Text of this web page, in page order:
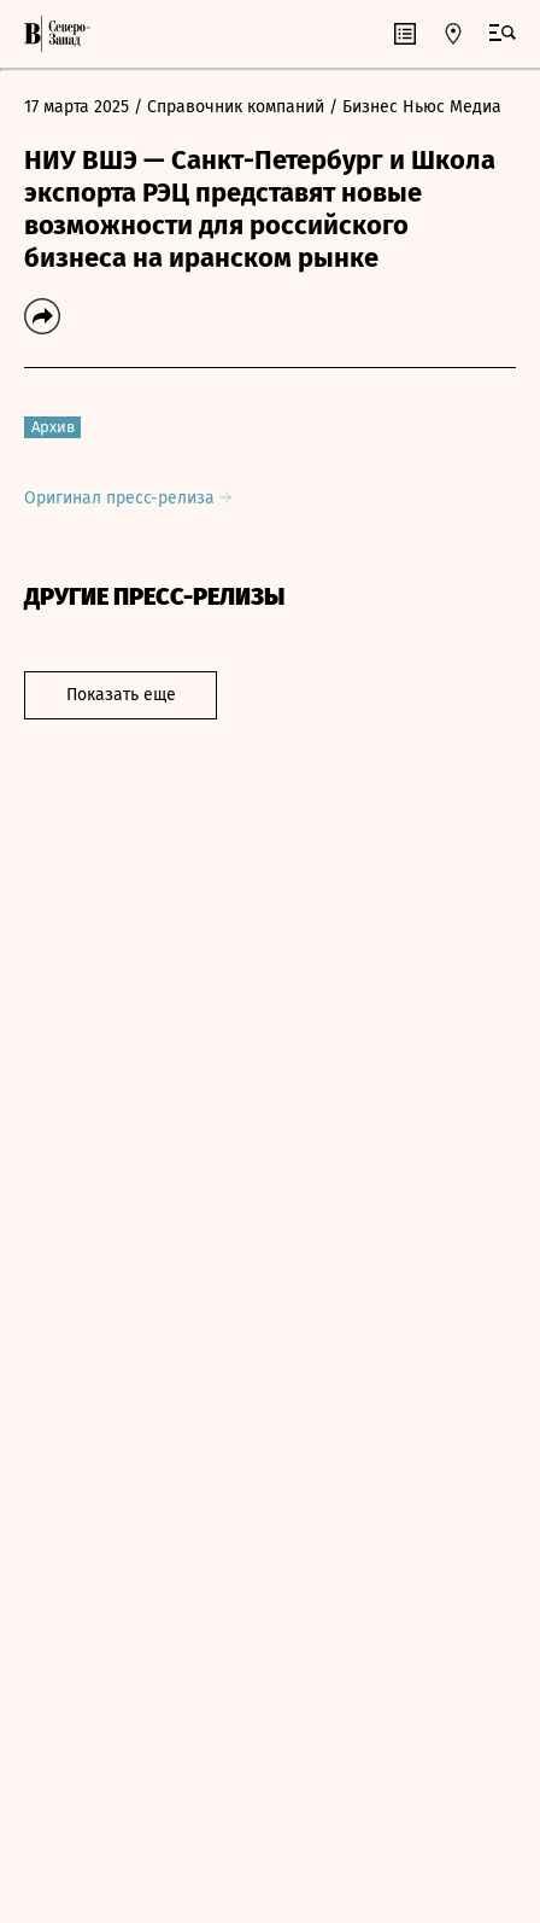
17 марта 2025 / Справочник компаний / Бизнес Ньюс Медиа
НИУ ВШЭ — Санкт-Петербург и Школа
экспорта РЭЦ представят новые
возможности для российского
бизнеса на иранском рынке
Архив
Оригинал пресс-релиза
ДРУГИЕ ПРЕСС-РЕЛИЗЫ
Показать еще